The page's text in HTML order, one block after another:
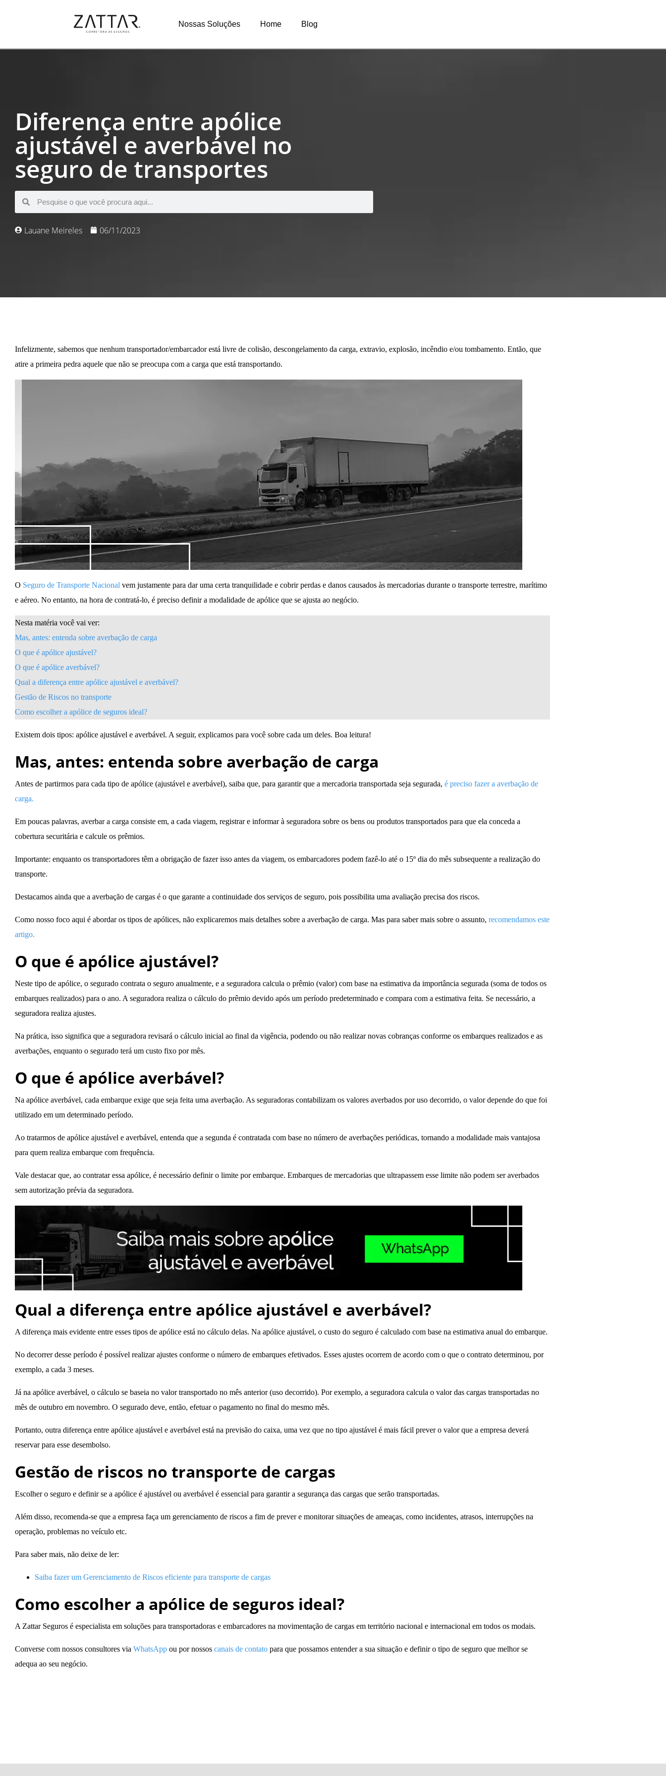
Nossas Soluções Home Blog
Diferença entre apólice
ajustável e averbável no
seguro de transportes
Lauane Meireles 06/11/2023
Infelizmente, sabemos que nenhum transportador/embarcador está livre de colisão, descongelamento da carga, extravio, explosão, incêndio e/ou tombamento. Então, que
atire a primeira pedra aquele que não se preocupa com a carga que está transportando.
O Seguro de Transporte Nacional vem justamente para dar uma certa tranquilidade e cobrir perdas e danos causados às mercadorias durante o transporte terrestre, marítimo
e aéreo. No entanto, na hora de contratá-lo, é preciso definir a modalidade de apólice que se ajusta ao negócio.
Nesta matéria você vai ver:
Mas, antes: entenda sobre averbação de carga
O que é apólice ajustável?
O que é apólice averbável?
Qual a diferença entre apólice ajustável e averbável?
Gestão de Riscos no transporte
Como escolher a apólice de seguros ideal?
Existem dois tipos: apólice ajustável e averbável. A seguir, explicamos para você sobre cada um deles. Boa leitura!
Mas, antes: entenda sobre averbação de carga
Antes de partirmos para cada tipo de apólice (ajustável e averbável), saiba que, para garantir que a mercadoria transportada seja segurada, é preciso fazer a averbação de
carga.
Em poucas palavras, averbar a carga consiste em, a cada viagem, registrar e informar à seguradora sobre os bens ou produtos transportados para que ela conceda a
cobertura securitária e calcule os prêmios.
Importante: enquanto os transportadores têm a obrigação de fazer isso antes da viagem, os embarcadores podem fazê-lo até o 15º dia do mês subsequente a realização do
transporte.
Destacamos ainda que a averbação de cargas é o que garante a continuidade dos serviços de seguro, pois possibilita uma avaliação precisa dos riscos.
Como nosso foco aqui é abordar os tipos de apólices, não explicaremos mais detalhes sobre a averbação de carga. Mas para saber mais sobre o assunto, recomendamos este
artigo.
O que é apólice ajustável?
Neste tipo de apólice, o segurado contrata o seguro anualmente, e a seguradora calcula o prêmio (valor) com base na estimativa da importância segurada (soma de todos os
embarques realizados) para o ano. A seguradora realiza o cálculo do prêmio devido após um período predeterminado e compara com a estimativa feita. Se necessário, a
seguradora realiza ajustes.
Na prática, isso significa que a seguradora revisará o cálculo inicial ao final da vigência, podendo ou não realizar novas cobranças conforme os embarques realizados e as
averbações, enquanto o segurado terá um custo fixo por mês.
O que é apólice averbável?
Na apólice averbável, cada embarque exige que seja feita uma averbação. As seguradoras contabilizam os valores averbados por uso decorrido, o valor depende do que foi
utilizado em um determinado período.
Ao tratarmos de apólice ajustável e averbável, entenda que a segunda é contratada com base no número de averbações periódicas, tornando a modalidade mais vantajosa
para quem realiza embarque com frequência.
Vale destacar que, ao contratar essa apólice, é necessário definir o limite por embarque. Embarques de mercadorias que ultrapassem esse limite não podem ser averbados
sem autorização prévia da seguradora.
Qual a diferença entre apólice ajustável e averbável?
A diferença mais evidente entre esses tipos de apólice está no cálculo delas. Na apólice ajustável, o custo do seguro é calculado com base na estimativa anual do embarque.
No decorrer desse período é possível realizar ajustes conforme o número de embarques efetivados. Esses ajustes ocorrem de acordo com o que o contrato determinou, por
exemplo, a cada 3 meses.
Já na apólice averbável, o cálculo se baseia no valor transportado no mês anterior (uso decorrido). Por exemplo, a seguradora calcula o valor das cargas transportadas no
mês de outubro em novembro. O segurado deve, então, efetuar o pagamento no final do mesmo mês.
Portanto, outra diferença entre apólice ajustável e averbável está na previsão do caixa, uma vez que no tipo ajustável é mais fácil prever o valor que a empresa deverá
reservar para esse desembolso.
Gestão de riscos no transporte de cargas
Escolher o seguro e definir se a apólice é ajustável ou averbável é essencial para garantir a segurança das cargas que serão transportadas.
Além disso, recomenda-se que a empresa faça um gerenciamento de riscos a fim de prever e monitorar situações de ameaças, como incidentes, atrasos, interrupções na
operação, problemas no veículo etc.
Para saber mais, não deixe de ler:
Saiba fazer um Gerenciamento de Riscos eficiente para transporte de cargas
Como escolher a apólice de seguros ideal?
A Zattar Seguros é especialista em soluções para transportadoras e embarcadores na movimentação de cargas em território nacional e internacional em todos os modais.
Converse com nossos consultores via WhatsApp ou por nossos canais de contato para que possamos entender a sua situação e definir o tipo de seguro que melhor se
adequa ao seu negócio.